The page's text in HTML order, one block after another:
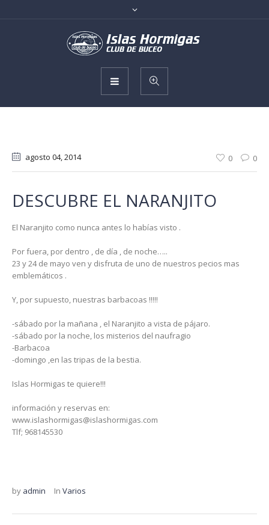
agosto 04, 2014 0 0
DESCUBRE EL NARANJITO
El Naranjito como nunca antes lo habías visto .
Por fuera, por dentro , de día , de noche…..
23 y 24 de mayo ven y disfruta de uno de nuestros pecios mas
emblemáticos .
Y, por supuesto, nuestras barbacoas !!!!!
-sábado por la mañana , el Naranjito a vista de pájaro.
-sábado por la noche, los misterios del naufragio
-Barbacoa
-domingo ,en las tripas de la bestia.
Islas Hormigas te quiere!!!
información y reservas en:
www.islashormigas@islashormigas.com
Tlf; 968145530
by admin In Varios